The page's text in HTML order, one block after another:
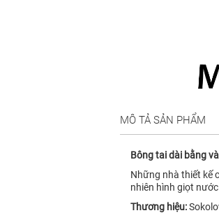
MÔ TẢ SẢN PHẨM
Bông tai dài bằng
Những nhà thiết kế
nhiên hình giọt
Thương hiệu: